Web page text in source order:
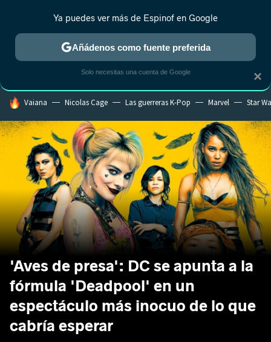
ESTRENOS REALITY ANIME RANKINGS CINE
HOY SE HABLA DE
Vaiana Nicolas Cage Las guerreras K-Pop Marvel Star
'Aves de presa': DC se apunta a la
fórmula 'Deadpool' en un
espectáculo más inocuo de lo que
cabría esperar
×
Ya puedes ver más de Espinof en Google
Añádenos como fuente preferida
Solo necesitas una cuenta de Google